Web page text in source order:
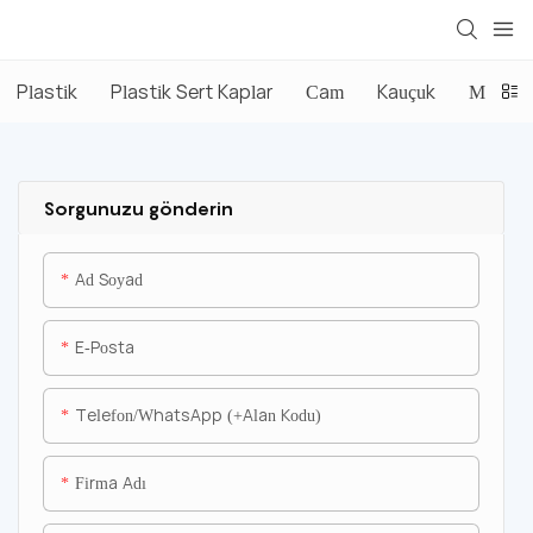
Plastik Plastik Sert Kaplar Cam Kauçuk Metal
Sorgunuzu gönderin
Ad Soyad
E-Posta
Telefon/WhatsApp (+alan Kodu)
Firma Adı